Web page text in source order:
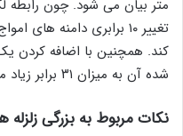
متر بیان می شود. چون رابطه
تغییر ۱۰ برابری دامنه
کند. همچنین با اضافه کردن یک
شده آن به میزان ۳۱ برابر زیاد می شود.
نکات مربوط به بزرگی زلزله